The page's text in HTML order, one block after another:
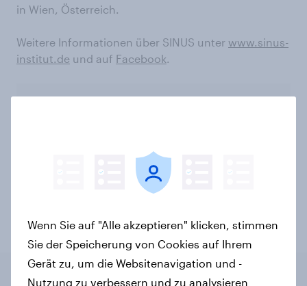
in Wien, Österreich.
Weitere Informationen über SINUS unter www.sinus-
institut.de und auf Facebook.
Anne-Kathrin Sonnenberg
PR Lead Mainland Europe
Wenn Sie auf "Alle akzeptieren" klicken, stimmen
Sie der Speicherung von Cookies auf Ihrem
Gerät zu, um die Websitenavigation und -
Nutzung zu verbessern und zu analysieren